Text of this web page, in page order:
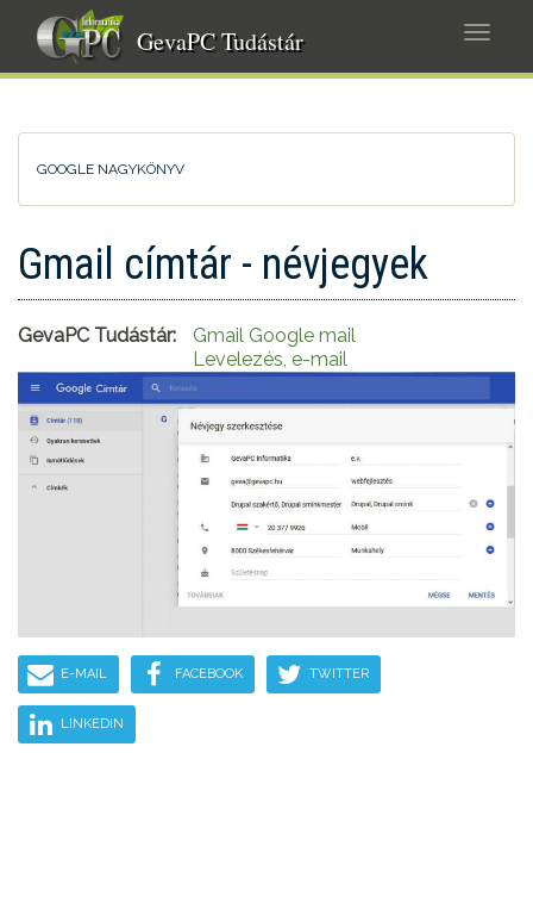
tartalomra
GevaPC Tudástár
GOOGLE NAGYKÖNYV
Gmail címtár - névjegyek
GevaPC Tudástár:
Gmail Google mail
Levelezés, e-mail
E-MAIL FACEBOOK TWITTER
LINKEDIN